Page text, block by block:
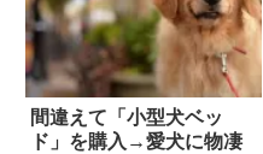
間違えて「小型犬ベッ
ド」を購入→愛犬に物凄